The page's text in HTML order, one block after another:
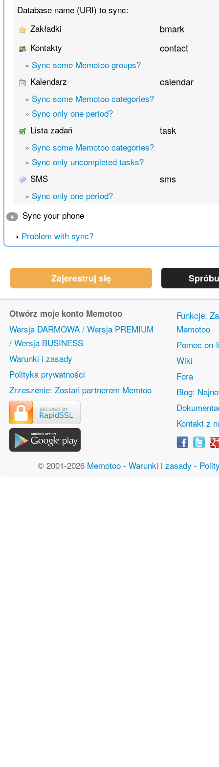
Database name (URI) to sync:
Zakładki
bmark
Kontakty contact
» Sync some Memotoo groups?
Kalendarz
calendar
» Sync some Memotoo categories?
» Sync only one period?
Lista zadań
task
» Sync some Memotoo categories?
» Sync only uncompleted tasks?
SMS
sms
» Sync only one period?
4
Sync your phone
Problem with sync?
Zajerestruj się
Otwórz moje konto Memotoo
Wersja DARMOWA / Wersja PREMIUM
/ Wersja BUSINESS
Warunki i zasady
Polityka prywatności
Zrzeszenie: Zostań partnerem Memtoo
Funkcje:
Memotoo
Pomoc on-
Wiki
Fora
Blog:
Kontakt z
© 2001-2026 Memotoo - Warunki i zasady -